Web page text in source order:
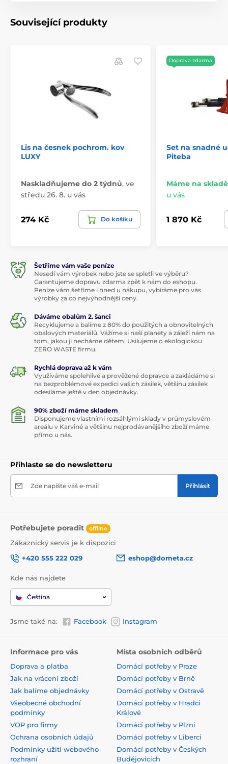
Související produkty
Lis na česnek pochrom. kov
LUXY
Naskladňujeme do 2 týdnů, ve
středu 26. 8. u vás
274 Kč Do košíku
Doprava zdarma
Set na snadné
Piteba
Máme na skladě
u vás
1 870 Kč
Šetříme vám vaše peníze
Nesedí vám výrobek nebo jste se spletli ve výběru?
Garantujeme dopravu zdarma zpět k nám do eshopu.
Peníze vám šetříme i hned u nákupu, vybíráme pro vás
výrobky za co nejvýhodnější ceny.
Dáváme obalům 2. šanci
Recyklujeme a balíme z 80% do použitých a obnovitelných
obalových materiálů. Vážíme si naší planety a záleží nám na
tom, jakou ji necháme dětem. Usilujeme o ekologickou
ZERO WASTE firmu.
Rychlá doprava až k vám
Využíváme spolehlivé a prověžené dopravce a zakládáme si
na bezproblémové expedici vašich zásilek, většinu zásilek
odesíláme ještě v den objednávky.
90% zboží máme skladem
Disponujeme vlastními rozsáhlými sklady v průmyslovém
areálu v Karviné a většinu nejprodávanějšího zboží máme
přímo u nás.
Přihlaste se do newsletteru
Zde napište váš e-mail Přihlásit
Potřebujete poradit offline
Zákaznický servis je k dispozici
+420 555 222 029
eshop@dometa.cz
Kde nás najdete
Čeština
Jsme také na: Facebook Instagram
Informace pro vás
Doprava a platba
Jak na vrácení zboží
Jak balíme objednávky
Všeobecné obchodní
podmínky
VOP pro firmy
Ochrana osobních údajů
Podmínky užití webového
rozhraní
Místa osobních odběrů
Domácí potřeby v Praze
Domácí potřeby v Brně
Domácí potřeby v Ostravě
Domácí potřeby v Hradci
Králové
Domácí potřeby v Plzni
Domácí potřeby v Liberci
Domácí potřeby v Českých
Budějovicích